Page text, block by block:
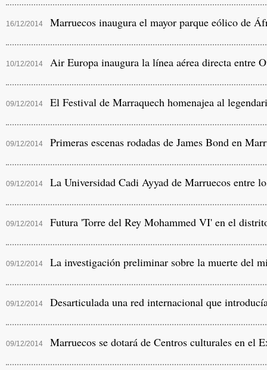
16/12/2014 Marruecos inaugura el mayor parque eólico de
10/12/2014 Air Europa inaugura la línea aérea directa entre
09/12/2014 El Festival de Marraquech homenajea al
09/12/2014 Primeras escenas rodadas de James Bond en
09/12/2014 La Universidad Cadi Ayyad de Marruecos entre
09/12/2014 Futura 'Torre del Rey Mohammed VI' en el
09/12/2014 La investigación preliminar sobre la muerte del
09/12/2014 Desarticulada una red internacional que
09/12/2014 Marruecos se dotará de Centros culturales en el